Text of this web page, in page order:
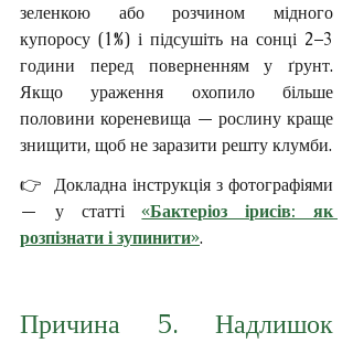
зеленкою або розчином мідного
купоросу (1%) і підсушіть на сонці 2–3
години перед поверненням у ґрунт.
Якщо ураження охопило більше
половини кореневища — рослину краще
знищити, щоб не заразити решту клумби.
👉  Докладна інструкція з фотографіями
— у статті «Бактеріоз ірисів: як
розпізнати і зупинити».
Причина 5. Надлишок